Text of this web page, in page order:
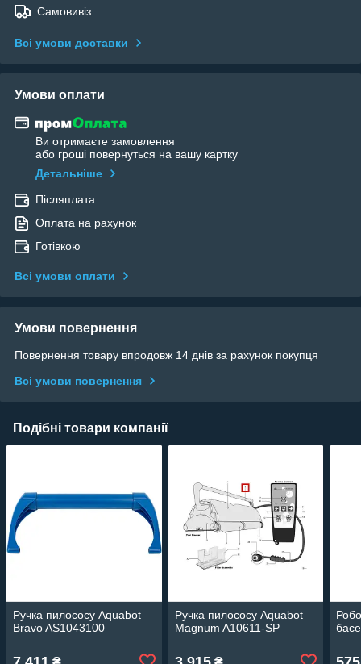
Самовивіз
Всі умови доставки
Умови оплати
Ви отримаєте замовлення
або гроші повернуться на вашу картку
Детальніше
Післяплата
Оплата на рахунок
Готівкою
Всі умови оплати
Умови повернення
Повернення товару впродовж 14 днів за рахунок покупця
Всі умови повернення
Подібні товари компанії
Ручка пилососу Aquabot
Bravo AS1043100
Ручка пилососу Aquabot
Magnum A10611-SP